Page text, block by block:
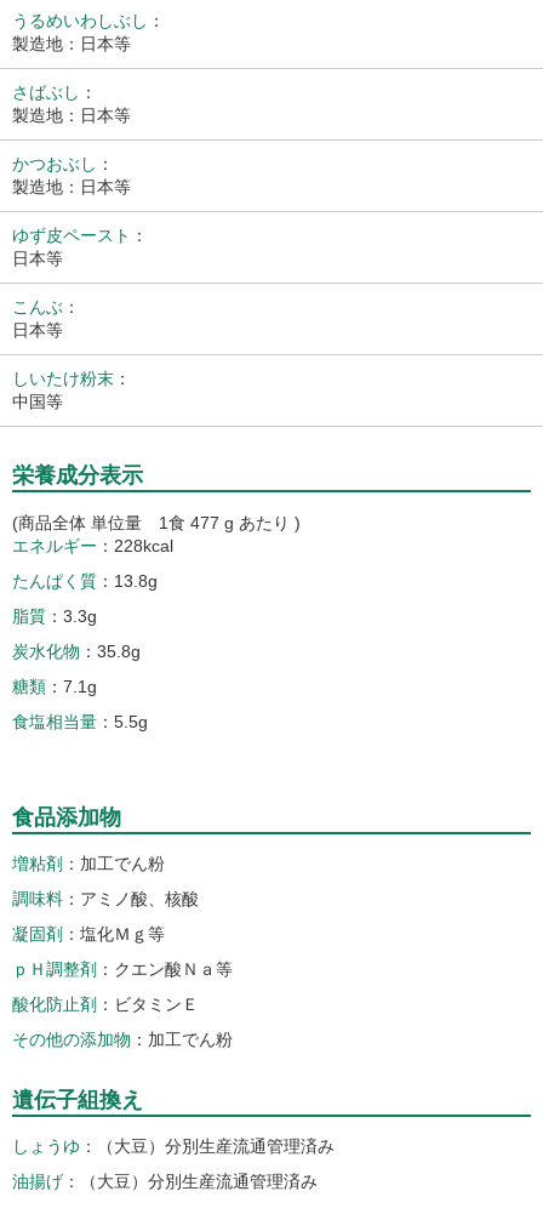
うるめいわしぶし ：
製造地：日本等
さばぶし ：
製造地：日本等
かつおぶし ：
製造地：日本等
ゆず皮ペースト ：
日本等
こんぶ ：
日本等
しいたけ粉末 ：
中国等
栄養成分表示
(商品全体 単位量 1食 477 g あたり )
エネルギー
228kcal
たんぱく質
13.8g
脂質
3.3g
炭水化物
35.8g
糖類
7.1g
食塩相当量
5.5g
食品添加物
増粘剤
加工でん粉
調味料
アミノ酸、核酸
凝固剤
塩化Ｍｇ等
ｐＨ調整剤
クエン酸Ｎａ等
酸化防止剤
ビタミンＥ
その他の添加物
加工でん粉
遺伝子組換え
しょうゆ
（大豆）分別生産流通管理済み
油揚げ
（大豆）分別生産流通管理済み